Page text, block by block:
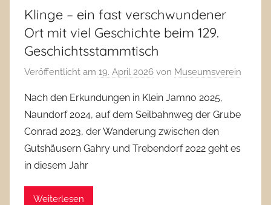
Klinge – ein fast verschwundener
Ort mit viel Geschichte beim 129.
Geschichtsstammtisch
Veröffentlicht am 19. April 2026 von Museumsverein
Nach den Erkundungen in Klein Jamno 2025,
Naundorf 2024, auf dem Seilbahnweg der Grube
Conrad 2023, der Wanderung zwischen den
Gutshäusern Gahry und Trebendorf 2022 geht es
in diesem Jahr
Weiterlesen